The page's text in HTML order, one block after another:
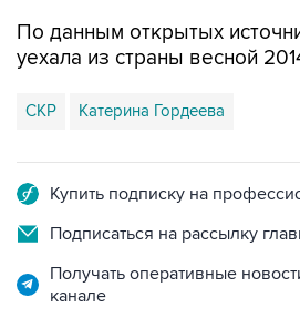
По данным открытых
уехала из страны весной
СКР Катерина Гордеева
Купить подписку на
Подписаться на рассылку
Получать оперативные
канале